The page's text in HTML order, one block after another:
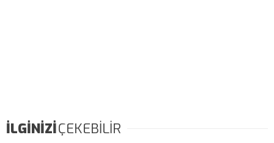
İLGİNİZİÇEKEBİLİR